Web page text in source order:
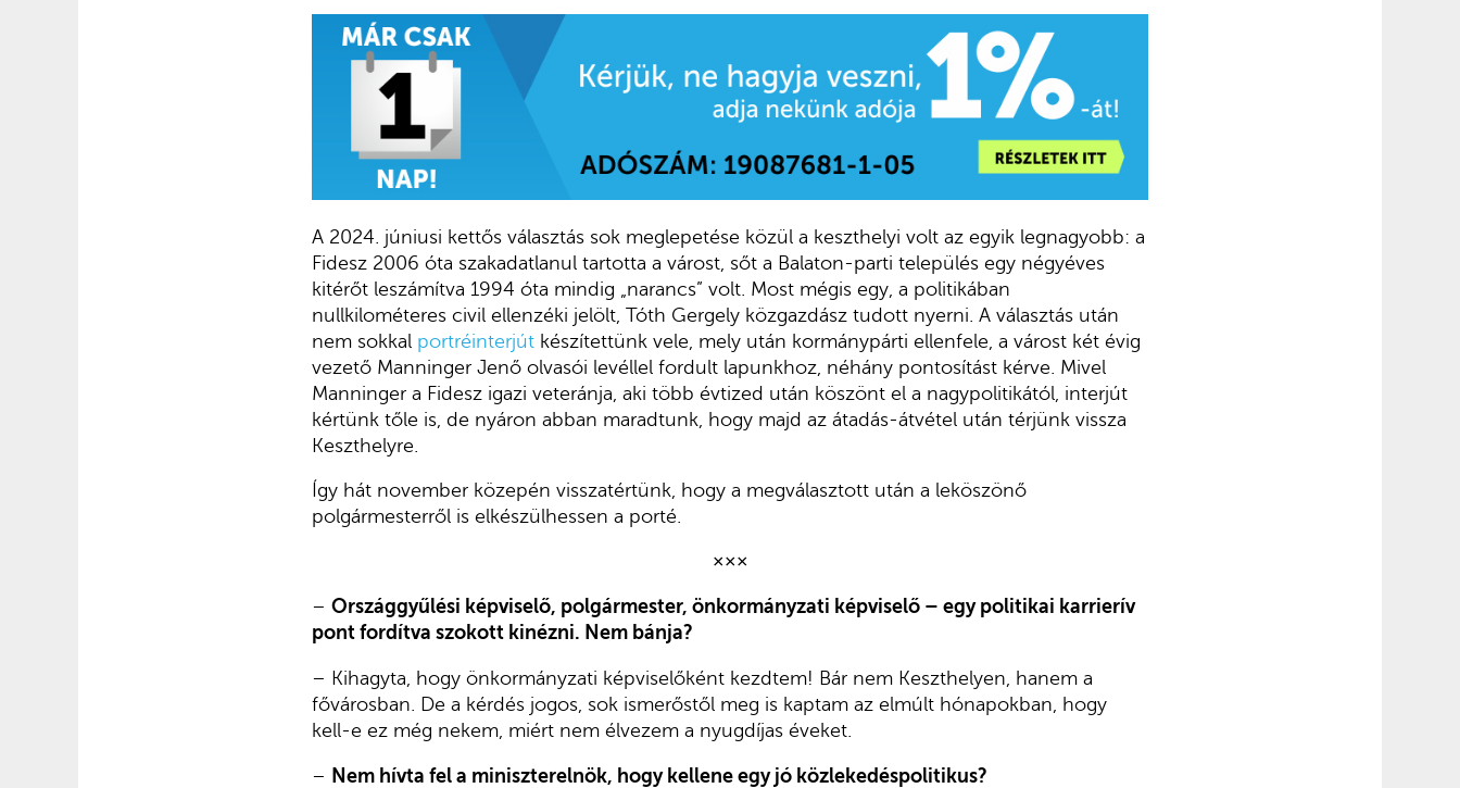
A 2024. júniusi kettős választás sok meglepetése közül a keszthelyi volt az egyik legnagyobb: a
Fidesz 2006 óta szakadatlanul tartotta a várost, sőt a Balaton-parti település egy négyéves
kitérőt leszámítva 1994 óta mindig „narancs” volt. Most mégis egy, a politikában
nullkilométeres civil ellenzéki jelölt, Tóth Gergely közgazdász tudott nyerni. A választás után
nem sokkal portréinterjút készítettünk vele, mely után kormánypárti ellenfele, a várost két évig
vezető Manninger Jenő olvasói levéllel fordult lapunkhoz, néhány pontosítást kérve. Mivel
Manninger a Fidesz igazi veteránja, aki több évtized után köszönt el a nagypolitikától, interjút
kértünk tőle is, de nyáron abban maradtunk, hogy majd az átadás-átvétel után térjünk vissza
Keszthelyre.
Így hát november közepén visszatértünk, hogy a megválasztott után a leköszönő
polgármesterről is elkészülhessen a porté.
×××
– Országgyűlési képviselő, polgármester, önkormányzati képviselő – egy politikai karrierív
pont fordítva szokott kinézni. Nem bánja?
– Kihagyta, hogy önkormányzati képviselőként kezdtem! Bár nem Keszthelyen, hanem a
fővárosban. De a kérdés jogos, sok ismerőstől meg is kaptam az elmúlt hónapokban, hogy
kell-e ez még nekem, miért nem élvezem a nyugdíjas éveket.
– Nem hívta fel a miniszterelnök, hogy kellene egy jó közlekedéspolitikus?